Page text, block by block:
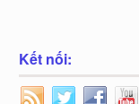
Kết nối: